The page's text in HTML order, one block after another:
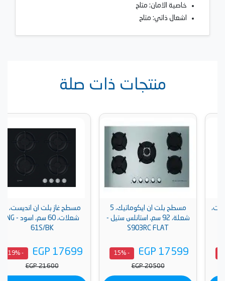
خاصية الامان: متاح
اشعال ذاتي: متاح
منتجات ذات صلة
مسطح بلت ان ايكوماتيك، 5
شعلة، 92 سم، استانلس ستيل -
S903RC FLAT
EGP 17599
- 15%
EGP 20500
مسطح غاز بلت ان انديست، 4
شعلات، 60 سم، اسود - ING
61S/BK
EGP 17699
- 19%
EGP 21600